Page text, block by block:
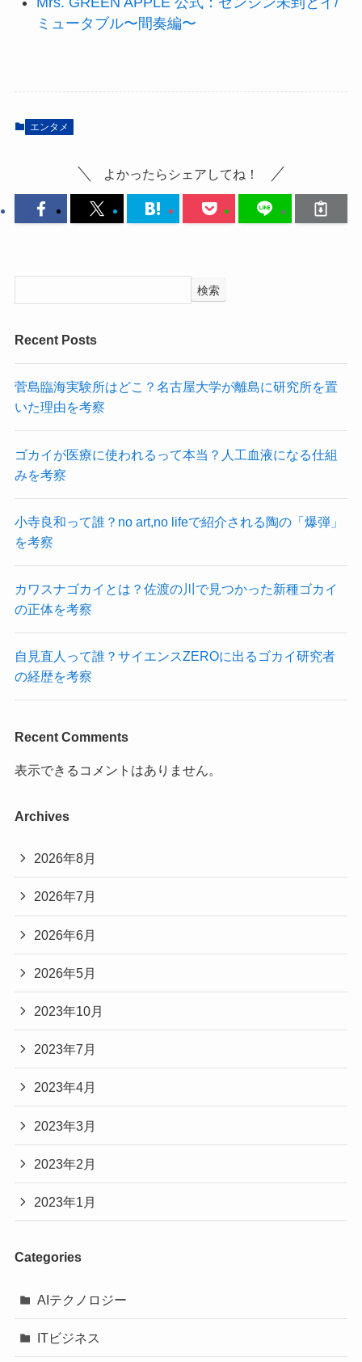
ミュータブル〜間奏編〜
エンタメ
よかったらシェアしてね！
検索
Recent Posts
菅島臨海実験所はどこ？名古屋大学が離島に研究所を置
いた理由を考察
ゴカイが医療に使われるって本当？人工血液になる仕組
みを考察
小寺良和って誰？no art,no lifeで紹介される陶の「爆弾」
を考察
カワスナゴカイとは？佐渡の川で見つかった新種ゴカイ
の正体を考察
自見直人って誰？サイエンスZEROに出るゴカイ研究者
の経歴を考察
Recent Comments
表示できるコメントはありません。
Archives
2026年8月
2026年7月
2026年6月
2026年5月
2023年10月
2023年7月
2023年4月
2023年3月
2023年2月
2023年1月
Categories
AIテクノロジー
ITビジネス